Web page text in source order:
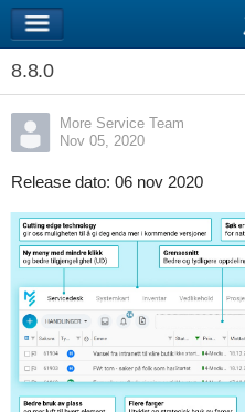
8.8.0
More Service Team
Nov 05, 2020
Release dato: 06 nov 2020